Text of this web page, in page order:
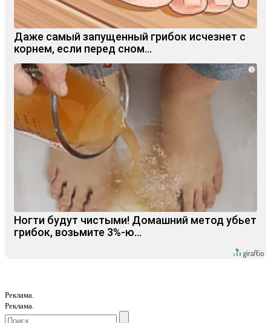
Даже самый запущенный грибок исчезнет с
корнем, если перед сном…
i
Ногти будут чистыми! Домашний метод убьет
грибок, возьмите 3%-ю…
Реклама.
Реклама.